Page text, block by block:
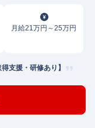
月給21万円～25万円
支援・研修あり】